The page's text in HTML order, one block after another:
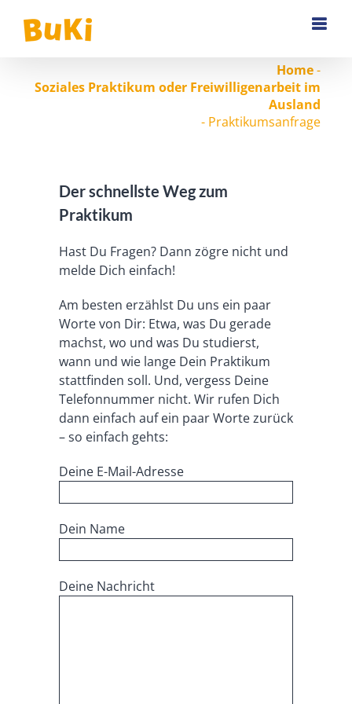
Inhalt
springen
Home-
Soziales Praktikum oder Freiwilligenarbeit im
Ausland
- Praktikumsanfrage
Der schnellste Weg zum
Praktikum
Hast Du Fragen? Dann zögre nicht und
melde Dich einfach!
Am besten erzählst Du uns ein paar
Worte von Dir: Etwa, was Du gerade
machst, wo und was Du studierst,
wann und wie lange Dein Praktikum
stattfinden soll. Und, vergess Deine
Telefonnummer nicht. Wir rufen Dich
dann einfach auf ein paar Worte zurück
– so einfach gehts:
Deine E-Mail-Adresse
Dein Name
Deine Nachricht